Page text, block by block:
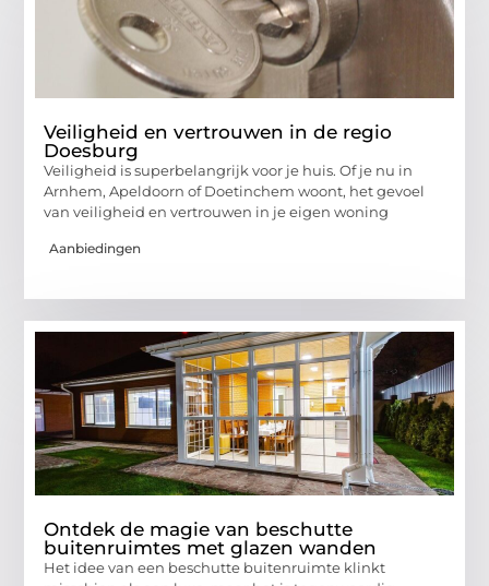
Veiligheid en vertrouwen in de regio
Doesburg
Veiligheid is superbelangrijk voor je huis. Of je nu in
Arnhem, Apeldoorn of Doetinchem woont, het gevoel
van veiligheid en vertrouwen in je eigen woning
Aanbiedingen
Ontdek de magie van beschutte
buitenruimtes met glazen wanden
Het idee van een beschutte buitenruimte klinkt